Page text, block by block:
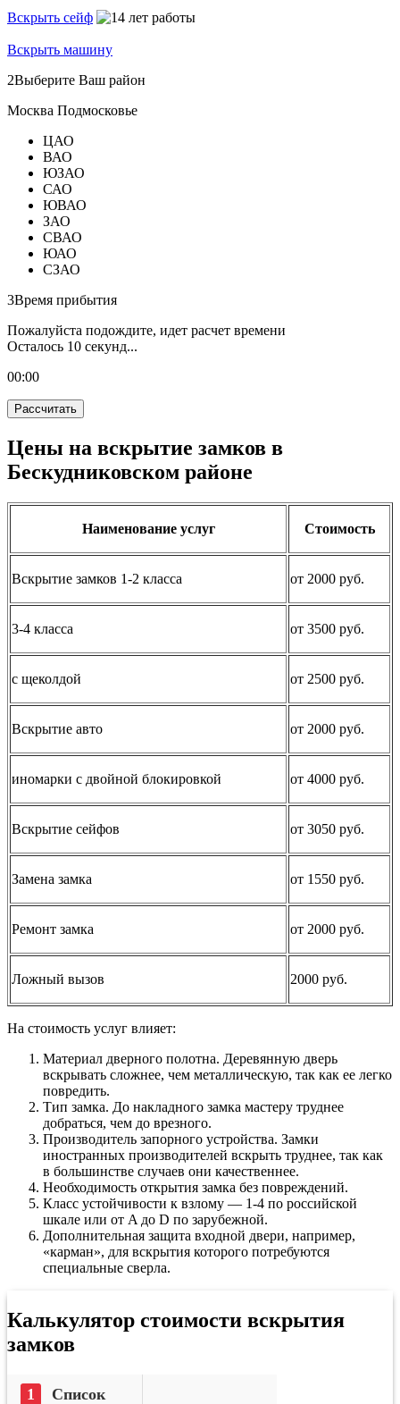
Вскрыть сейф
Вскрыть машину
2Выберите Ваш район
Москва Подмосковье
ЦАО
ВАО
ЮЗАО
САО
ЮВАО
ЗАО
СВАО
ЮАО
СЗАО
3Время прибытия
Пожалуйста подождите, идет расчет времени
Осталось 10 секунд...
00:00
Рассчитать
Цены на вскрытие замков в
Бескудниковском районе
Наименование услуг Стоимость
Вскрытие замков 1-2 класса от 2000 руб.
3-4 класса от 3500 руб.
с щеколдой от 2500 руб.
Вскрытие авто от 2000 руб.
иномарки с двойной блокировкой от 4000 руб.
Вскрытие сейфов от 3050 руб.
Замена замка от 1550 руб.
Ремонт замка от 2000 руб.
Ложный вызов 2000 руб.
На стоимость услуг влияет:
Материал дверного полотна. Деревянную дверь
вскрывать сложнее, чем металлическую, так как ее легко
повредить.
Тип замка. До накладного замка мастеру труднее
добраться, чем до врезного.
Производитель запорного устройства. Замки
иностранных производителей вскрыть труднее, так как
в большинстве случаев они качественнее.
Необходимость открытия замка без повреждений.
Класс устойчивости к взлому — 1-4 по российской
шкале или от A до D по зарубежной.
Дополнительная защита входной двери, например,
«карман», для вскрытия которого потребуются
специальные сверла.
Калькулятор стоимости вскрытия
замков
Список